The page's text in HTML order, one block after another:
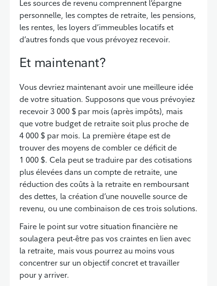
Les sources de revenu comprennent l’épargne
personnelle, les comptes de retraite, les pensions,
les rentes, les loyers d’immeubles locatifs et
d’autres fonds que vous prévoyez recevoir.
Et maintenant?
Vous devriez maintenant avoir une meilleure idée
de votre situation. Supposons que vous prévoyiez
recevoir 3 000 $ par mois (après impôts), mais
que votre budget de retraite soit plus proche de
4 000 $ par mois. La première étape est de
trouver des moyens de combler ce déficit de
1 000 $. Cela peut se traduire par des cotisations
plus élevées dans un compte de retraite, une
réduction des coûts à la retraite en remboursant
des dettes, la création d’une nouvelle source de
revenu, ou une combinaison de ces trois solutions.
Faire le point sur votre situation financière ne
soulagera peut-être pas vos craintes en lien avec
la retraite, mais vous pourrez au moins vous
concentrer sur un objectif concret et travailler
pour y arriver.